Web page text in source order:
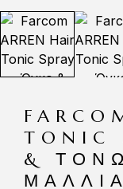
TONIC
&